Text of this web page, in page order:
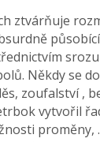
ztvárňuje
Někdy se
zoufalství ,
vytvořil
proměny,